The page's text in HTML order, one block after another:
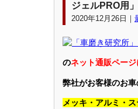
ジェルPRO用
2020年12月26日｜
のネット通販ペー
弊社がお客様のお車
メッキ・アルミ・